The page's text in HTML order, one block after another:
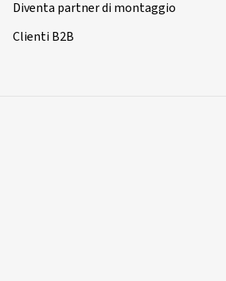
Diventa partner di montaggio
Clienti B2B